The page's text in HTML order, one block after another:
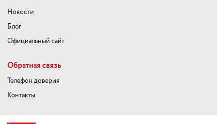
Новости
Блог
Официальный сайт
Обратная связь
Телефон доверия
Контакты